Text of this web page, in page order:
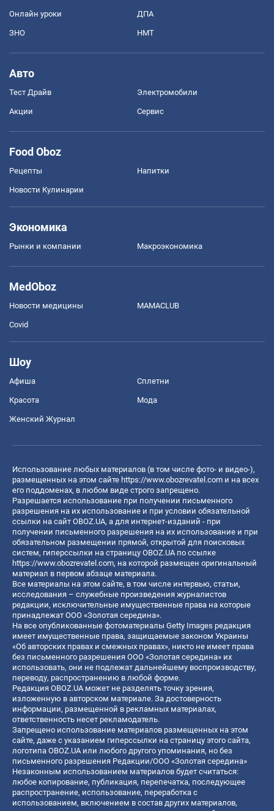
Онлайн уроки ДПА
ЗНО НМТ
Авто
Тест Драйв Электромобили
Акции Сервис
Food Oboz
Рецепты Напитки
Новости Кулинарии
Экономика
Рынки и компании Mакроэкономика
MedOboz
Новости медицины MAMACLUB
Covid
Шоу
Афиша Сплетни
Красота Мода
Женский Журнал
Использование любых материалов (в том числе фото- и видео-),
размещенных на этом сайте https://www.obozrevatel.com и на всех
его поддоменах, в любом виде строго запрещено.
Разрешается использование при получении письменного
разрешения на их использование и при условии обязательной
ссылки на сайт OBOZ.UA, а для интернет-изданий - при
получении письменного разрешения на их использование и при
обязательном размещении прямой, открытой для поисковых
систем, гиперссылки на страницу OBOZ.UA по ссылке
https://www.obozrevatel.com, на которой размещен оригинальный
материал в первом абзаце материала.
Все материалы на этом сайте, в том числе интервью, статьи,
исследования – служебные произведения журналистов
редакции, исключительные имущественные права на которые
принадлежат ООО «Золотая середина».
На все опубликованные фотоматериалы Getty Images редакция
имеет имущественные права, защищаемые законом Украины
«Об авторских правах и смежных правах», никто не имеет права
без письменного разрешения ООО «Золотая середина» их
использовать, они не подлежат дальнейшему воспроизводству,
переводу, распространению в любой форме.
Редакция OBOZ.UA может не разделять точку зрения,
изложенную в авторском материале. За достоверность
информации, размещенной в рекламных материалах,
ответственность несет рекламодатель.
Запрещено использование материалов размещенных на этом
сайте, даже с указанием гиперссылки на страницу этого сайта,
логотипа OBOZ.UA или любого другого упоминания, но без
письменного разрешения Редакции/ООО «Золотая середина»
Незаконным использованием материалов будет считаться:
любое копирование, публикация, перепечатка, последующее
распространение, использование, переработка с
использованием, включением в состав других материалов,